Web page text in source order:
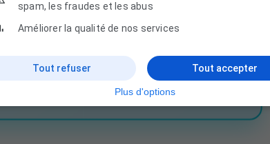
DEVIS GRATUIT
sont protégées.
spam, les fraudes et les abus
Améliorer la qualité de nos services
Tout refuser Tout accepter
Plus d'options